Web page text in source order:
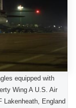
equipped with
Wing A U.S. Air
Lakenheath, England